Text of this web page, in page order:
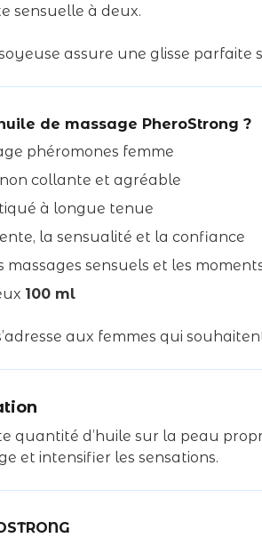
sensuelle à deux.
assure une glisse
de massage PheroStrong ?
phéromones femme
collante et agréable
à longue tenue
la sensualité et la confiance
sensuels et les
100 ml
aux femmes qui
quantité d’huile sur la peau
et intensifier les sensations.